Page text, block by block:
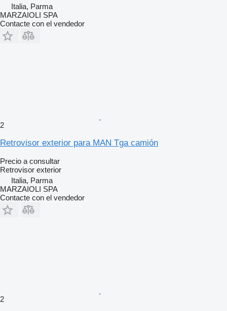
Italia, Parma
MARZAIOLI SPA
Contacte con el vendedor
2
Retrovisor exterior para MAN Tga camión
Precio a consultar
Retrovisor exterior
Italia, Parma
MARZAIOLI SPA
Contacte con el vendedor
2